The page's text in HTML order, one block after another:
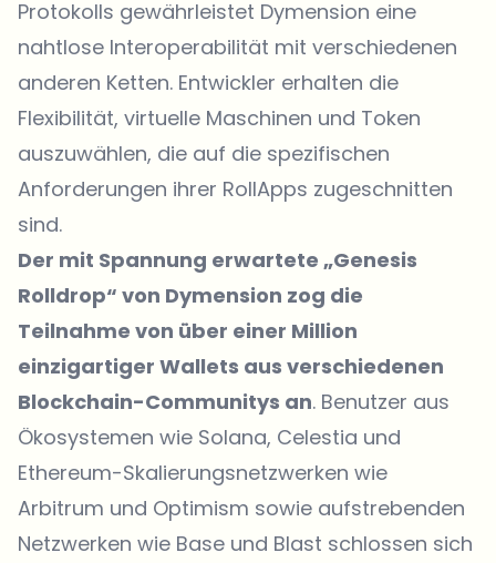
Protokolls gewährleistet Dymension eine
nahtlose Interoperabilität mit verschiedenen
anderen Ketten. Entwickler erhalten die
Flexibilität, virtuelle Maschinen und Token
auszuwählen, die auf die spezifischen
Anforderungen ihrer RollApps zugeschnitten
sind.
Der mit Spannung erwartete „Genesis
Rolldrop“ von Dymension zog die
Teilnahme von über einer Million
einzigartiger Wallets aus verschiedenen
Blockchain-Communitys an. Benutzer aus
Ökosystemen wie Solana, Celestia und
Ethereum-Skalierungsnetzwerken wie
Arbitrum und Optimism sowie aufstrebenden
Netzwerken wie Base und Blast schlossen sich